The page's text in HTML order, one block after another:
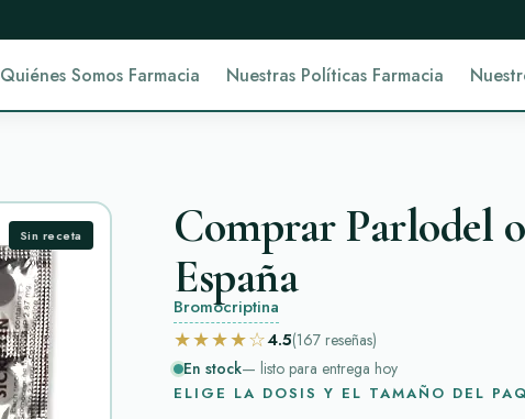
Quiénes Somos Farmacia Nuestras Políticas Farmacia
Sin receta
Comprar Parlodel
España
Bromocriptina
★★★★☆4.5(167 reseñas)
En stock— listo para entrega hoy
ELIGE LA DOSIS Y EL TAMAÑO DEL